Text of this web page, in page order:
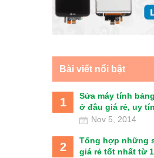
Bài viết nổi bật
1
Sửa máy tính
ở đâu giá rẻ, uy
Nov 5, 2014
2
Tổng hợp những
giá rẻ tốt nhất từ